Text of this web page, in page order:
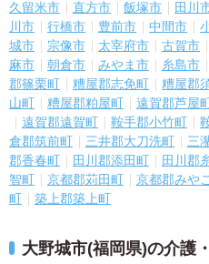
久留米市
直方市 飯塚市 田川
川市
行橋市 豊前市 中間市
城市
宗像市 太宰府市 古賀市
麻市
朝倉市 みやま市 糸島市
郡篠栗町
糟屋郡志免町 糟屋郡
山町
糟屋郡粕屋町 遠賀郡芦屋
遠賀郡遠賀町
鞍手郡小竹町
倉郡筑前町
三井郡大刀洗町 三
郡香春町
田川郡添田町 田川郡
智町
京都郡苅田町 京都郡みや
町
築上郡築上町
大野城市(福岡県)の介護